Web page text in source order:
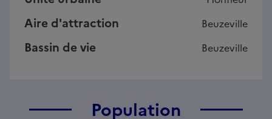
Aire d'attraction Beuzeville
Bassin de vie Beuzeville
Population